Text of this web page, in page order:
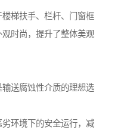
梯扶手、栏杆、门窗框
时尚，提升了整体美观
送腐蚀性介质的理想选
环境下的安全运行，减